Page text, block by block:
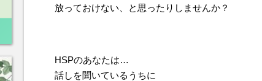
放っておけない、と思ったりしませんか？
HSPのあなたは…
話しを聞いているうちに